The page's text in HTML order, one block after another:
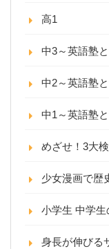
高1
中3～英語塾
中2～英語塾
中1～英語塾
めざせ！3大
少女漫画で歴
小学生 中学生
身長が伸びる